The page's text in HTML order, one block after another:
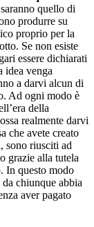
quello di
produrre su
proprio per la
Se non esiste
essere dichiarati
idea venga
a darvi alcun di
Ad ogni modo è
della
realmente darvi
che avete creato
sono riusciti ad
grazie alla tutela
In questo modo
chiunque abbia
aver pagato